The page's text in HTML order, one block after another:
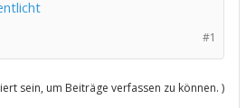
#1
sein, um Beiträge verfassen zu können. )